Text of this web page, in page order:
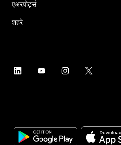
एअरपोर्ट्स
शहरे